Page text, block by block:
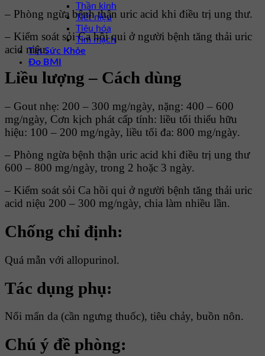
Thần kinh
Tiết niệu
Tiêu hóa
Tim mạch
Tin Sức Khỏe
Đo BMI
– Phòng ngừa bệnh thận uric acid khi điều trị ung thư.
– Kiểm soát sỏi Ca hồi qui ở người bệnh tăng thải uric
acid niệu.
Liều lượng – Cách dùng
– Gout nhẹ: 200 – 300 mg/ngày, nặng: 400 – 600
mg/ngày, Cơn kịch phát cấp tính: liều tối thiểu hữu
hiệu: 100 – 200 mg/ngày, liều tối đa: 800 mg/ngày.
– Phòng ngừa bệnh thận uric acid khi điều trị ung thư
600 – 800 mg/ngày, trong 2 hoặc 3 ngày.
– Kiểm soát sỏi Ca hồi qui ở người bệnh tăng thải uric
acid niệu 200 – 300 mg/ngày, chia làm nhiều lần.
Chống chỉ định:
Quá mẫn với allopurinol.
Tác dụng phụ:
Nổi mẩn da (cần ngưng thuốc), tiêu chảy, buồn nôn.
Chú ý đề phòng: